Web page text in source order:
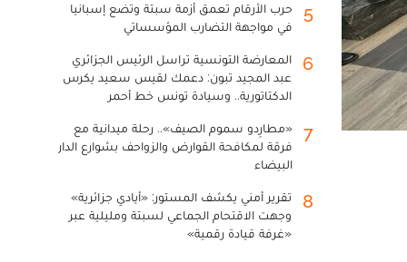
5
حرب الأرقام تعمق أزمة سبتة وتضع إسبانيا
في مواجهة التضارب المؤسساتي
6
المعارضة التونسية تراسل الرئيس الجزائري
عبد المجيد تبون: دعمك لقيس سعيد يكرس
الدكتاتورية.. وسيادة تونس خط أحمر
7
«مطارِدو سموم الصيف».. رحلة ميدانية مع
فرقة لمكافحة القوارض والزواحف بشوارع الدار
البيضاء
8
تقرير أمني يكشف المستور: «أيادي جزائرية»
وجهت الاقتحام الجماعي لسبتة ومليلية عبر
«غرفة قيادة رقمية»